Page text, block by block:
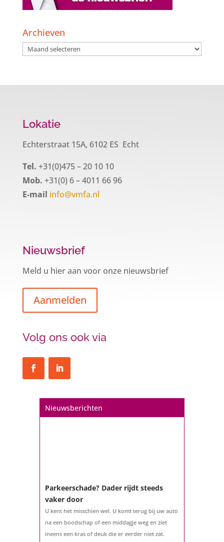
Archieven
Archieven
Lokatie
Echterstraat 15A, 6102 ES Echt
Tel. +31(0)475 – 20 10 10
Mob. +31(0) 6 – 4011 66 96
E-mail info@vmfa.nl
Nieuwsbrief
Meld u hier aan voor onze nieuwsbrief
Aanmelden
Volg ons ook via
Nieuwsberichten
Parkeerschade? Dader rijdt steeds
vaker door
U kent het misschien wel. U komt terug bij uw auto
na een boodschap of een middagje weg en ziet
ineens een kras of deuk die er eerder niet zat.